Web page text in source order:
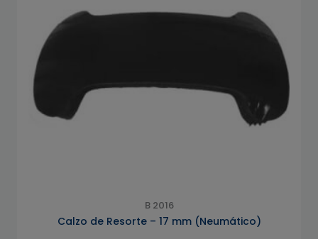
B 2016
Calzo de Resorte – 17 mm (Neumático)